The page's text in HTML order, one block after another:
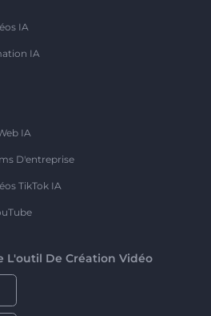
IA
IA
IA
D'entreprise
TikTok IA
L'outil De Création Vidéo